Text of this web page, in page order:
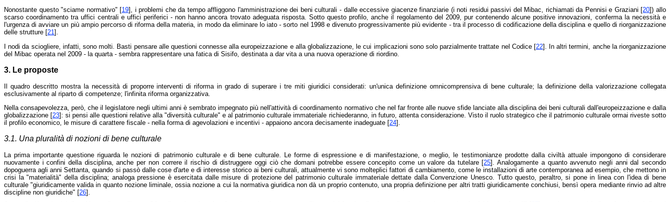
Nonostante questo "sciame normativo" [19], i problemi che da tempo affliggono l'amministrazione dei beni culturali - dalle eccessive giacenze finanziarie (i noti residui passivi del Mibac, richiamati da Pennisi e Graziani [20]) allo
scarso coordinamento tra uffici centrali e uffici periferici - non hanno ancora trovato adeguata risposta. Sotto questo profilo, anche il regolamento del 2009, pur contenendo alcune positive innovazioni, conferma la necessità e
l'urgenza di avviare un più ampio percorso di riforma della materia, in modo da eliminare lo iato - sorto nel 1998 e divenuto progressivamente più evidente - tra il processo di codificazione della disciplina e quello di riorganizzazione
delle strutture [21].
I nodi da sciogliere, infatti, sono molti. Basti pensare alle questioni connesse alla europeizzazione e alla globalizzazione, le cui implicazioni sono solo parzialmente trattate nel Codice [22]. In altri termini, anche la riorganizzazione
del Mibac operata nel 2009 - la quarta - sembra rappresentare una fatica di Sisifo, destinata a dar vita a una nuova operazione di riordino.
3. Le proposte
Il quadro descritto mostra la necessità di proporre interventi di riforma in grado di superare i tre miti giuridici considerati: un'unica definizione omnicomprensiva di bene culturale; la definizione della valorizzazione collegata
esclusivamente al riparto di competenze; l'infinita riforma organizzativa.
Nella consapevolezza, però, che il legislatore negli ultimi anni è sembrato impegnato più nell'attività di coordinamento normativo che nel far fronte alle nuove sfide lanciate alla disciplina dei beni culturali dall'europeizzazione e dalla
globalizzazione [23]: si pensi alle questioni relative alla "diversità culturale" e al patrimonio culturale immateriale richiederanno, in futuro, attenta considerazione. Visto il ruolo strategico che il patrimonio culturale ormai riveste sotto
il profilo economico, le misure di carattere fiscale - nella forma di agevolazioni e incentivi - appaiono ancora decisamente inadeguate [24].
3.1. Una pluralità di nozioni di bene culturale
La prima importante questione riguarda le nozioni di patrimonio culturale e di bene culturale. Le forme di espressione e di manifestazione, o meglio, le testimonianze prodotte dalla civiltà attuale impongono di considerare
nuovamente i confini della disciplina, anche per non correre il rischio di distruggere oggi ciò che domani potrebbe essere concepito come un valore da tutelare [25]. Analogamente a quanto avvenuto negli anni dal secondo
dopoguerra agli anni Settanta, quando si passò dalle cose d'arte e di interesse storico ai beni culturali, attualmente vi sono molteplici fattori di cambiamento, come le installazioni di arte contemporanea ad esempio, che mettono in
crisi la "materialità" della disciplina; analoga pressione è esercitata dalle misure di protezione del patrimonio culturale immateriale dettate dalla Convenzione Unesco. Tutto questo, peraltro, si pone in linea con l'idea di bene
culturale "giuridicamente valida in quanto nozione liminale, ossia nozione a cui la normativa giuridica non dà un proprio contenuto, una propria definizione per altri tratti giuridicamente conchiusi, bensì opera mediante rinvio ad altre
discipline non giuridiche" [26].